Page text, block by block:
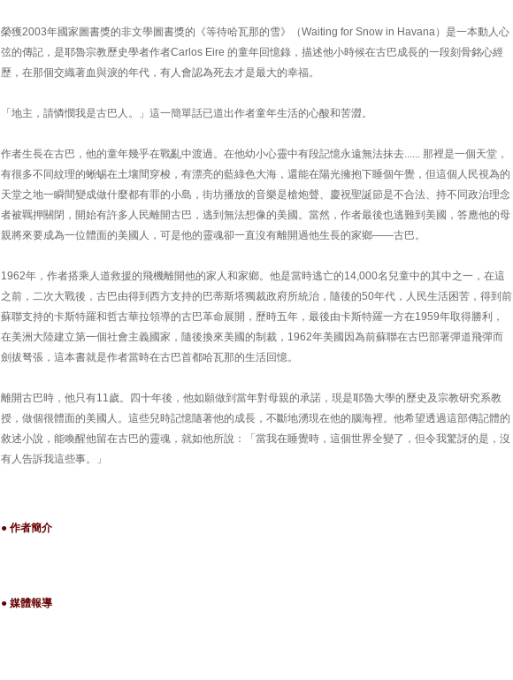
榮獲2003年國家圖書獎的非文學圖書獎的《等待哈瓦那的雪》（Waiting for Snow in Havana）是一本動人心
弦的傳記，是耶魯宗教歷史學者作者Carlos Eire 的童年回憶錄，描述他小時候在古巴成長的一段刻骨銘心經
歷，在那個交織著血與淚的年代，有人會認為死去才是最大的幸福。
「地主，請憐憫我是古巴人。」這一簡單話已道出作者童年生活的心酸和苦澀。
作者生長在古巴，他的童年幾乎在戰亂中渡過。在他幼小心靈中有段記憶永遠無法抹去...... 那裡是一個天堂，
有很多不同紋理的蜥蜴在土壤間穿梭，有漂亮的藍綠色大海，還能在陽光擁抱下睡個午覺，但這個人民視為的
天堂之地一瞬間變成做什麼都有罪的小島，街坊播放的音樂是槍炮聲、慶祝聖誕節是不合法、持不同政治理念
者被羈押關閉，開始有許多人民離開古巴，逃到無法想像的美國。當然，作者最後也逃難到美國，答應他的母
親將來要成為一位體面的美國人，可是他的靈魂卻一直沒有離開過他生長的家鄉——古巴。
1962年，作者搭乘人道救援的飛機離開他的家人和家鄉。他是當時逃亡的14,000名兒童中的其中之一，在這
之前，二次大戰後，古巴由得到西方支持的巴蒂斯塔獨裁政府所統治，隨後的50年代，人民生活困苦，得到前
蘇聯支持的卡斯特羅和哲古華拉領導的古巴革命展開，歷時五年，最後由卡斯特羅一方在1959年取得勝利，
在美洲大陸建立第一個社會主義國家，隨後換來美國的制裁，1962年美國因為前蘇聯在古巴部署彈道飛彈而
劍拔弩張，這本書就是作者當時在古巴首都哈瓦那的生活回憶。
離開古巴時，他只有11歲。四十年後，他如願做到當年對母親的承諾，現是耶魯大學的歷史及宗教研究系教
授，做個很體面的美國人。這些兒時記憶隨著他的成長，不斷地湧現在他的腦海裡。他希望透過這部傳記體的
敘述小說，能喚醒他留在古巴的靈魂，就如他所說：「當我在睡覺時，這個世界全變了，但令我驚訝的是，沒
有人告訴我這些事。」
● 作者簡介
● 媒體報導